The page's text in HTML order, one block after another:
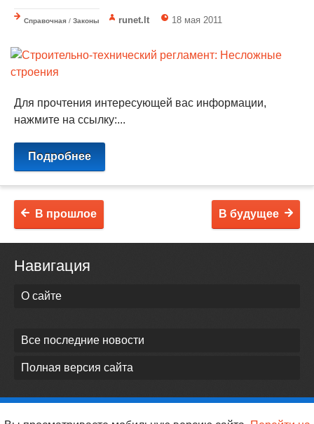
Справочная / Законы runet.lt 18 мая 2011
Для прочтения интересующей вас информации,
нажмите на ссылку:...
Подробнее
В будущее
В прошлое
Навигация
О сайте
Все последние новости
Полная версия сайта